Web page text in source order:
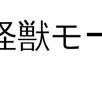
獣モ